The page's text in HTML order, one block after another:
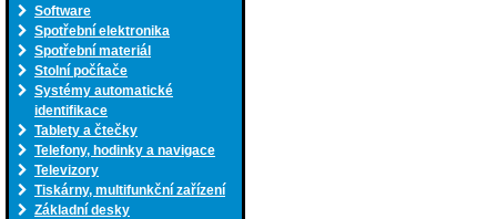
Software
Spotřební elektronika
Spotřební materiál
Stolní počítače
Systémy automatické
identifikace
Tablety a čtečky
Telefony, hodinky a navigace
Televizory
Tiskárny, multifunkční zařízení
Základní desky